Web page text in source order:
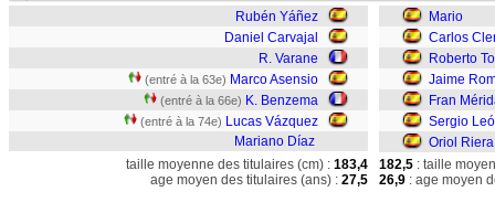
Rubén Yáñez
Daniel Carvajal
R. Varane
(entré à la 63e) Marco Asensio
(entré à la 66e) K. Benzema
(entré à la 74e) Lucas Vázquez
Mariano Díaz
Mario
Carlos
Roberto
Jaime
Fran
Sergio
Oriol Riera
taille moyenne des titulaires (cm) : 183,4
age moyen des titulaires (ans) : 27,5
182,5 : taille
26,9 : age moyen